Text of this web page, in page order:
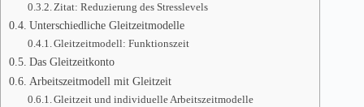
Zitat: Reduzierung des Stresslevels
Unterschiedliche Gleitzeitmodelle
Gleitzeitmodell: Funktionszeit
Das Gleitzeitkonto
Arbeitszeitmodell mit Gleitzeit
Gleitzeit und individuelle Arbeitszeitmodelle